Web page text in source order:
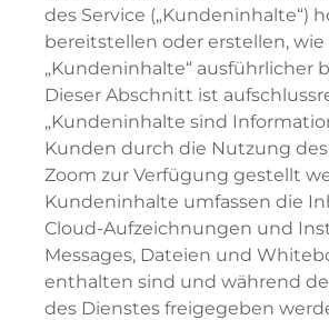
des Service („Kundeninhalte“)
bereitstellen oder erstellen,
„Kundeninhalte“ ausführlicher
Dieser Abschnitt ist
„Kundeninhalte sind
Kunden durch die Nutzung
Zoom zur Verfügung gestellt
Kundeninhalte umfassen die
Cloud-Aufzeichnungen und
Messages, Dateien und
enthalten sind und während
des Dienstes freigegeben